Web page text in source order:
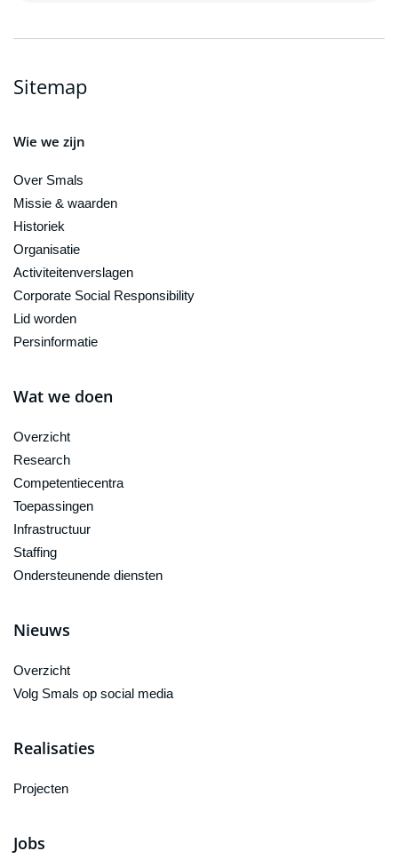
Sitemap
Wie we zijn
Over Smals
Missie & waarden
Historiek
Organisatie
Activiteitenverslagen
Corporate Social Responsibility
Lid worden
Persinformatie
Wat we doen
Overzicht
Research
Competentiecentra
Toepassingen
Infrastructuur
Staffing
Ondersteunende diensten
Nieuws
Overzicht
Volg Smals op social media
Realisaties
Projecten
Jobs